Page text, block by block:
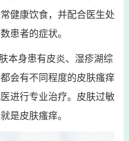
健康饮食，并配合医生处
患者的症状。
本身患有皮炎、湿疹湖综
会有不同程度的皮肤瘙痒
进行专业治疗。皮肤过敏
是皮肤瘙痒。